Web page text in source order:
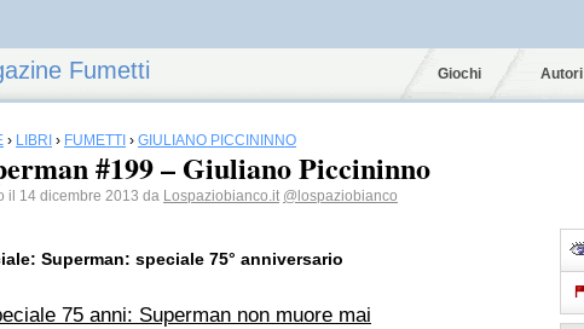
Fumetti Giochi Autori
› LIBRI › FUMETTI › GIULIANO PICCININNO
#199 – Giuliano Piccininno
il 14 dicembre 2013 da Lospaziobianco.it @lospaziobianco
Superman: speciale 75° anniversario
75 anni: Superman non muore mai